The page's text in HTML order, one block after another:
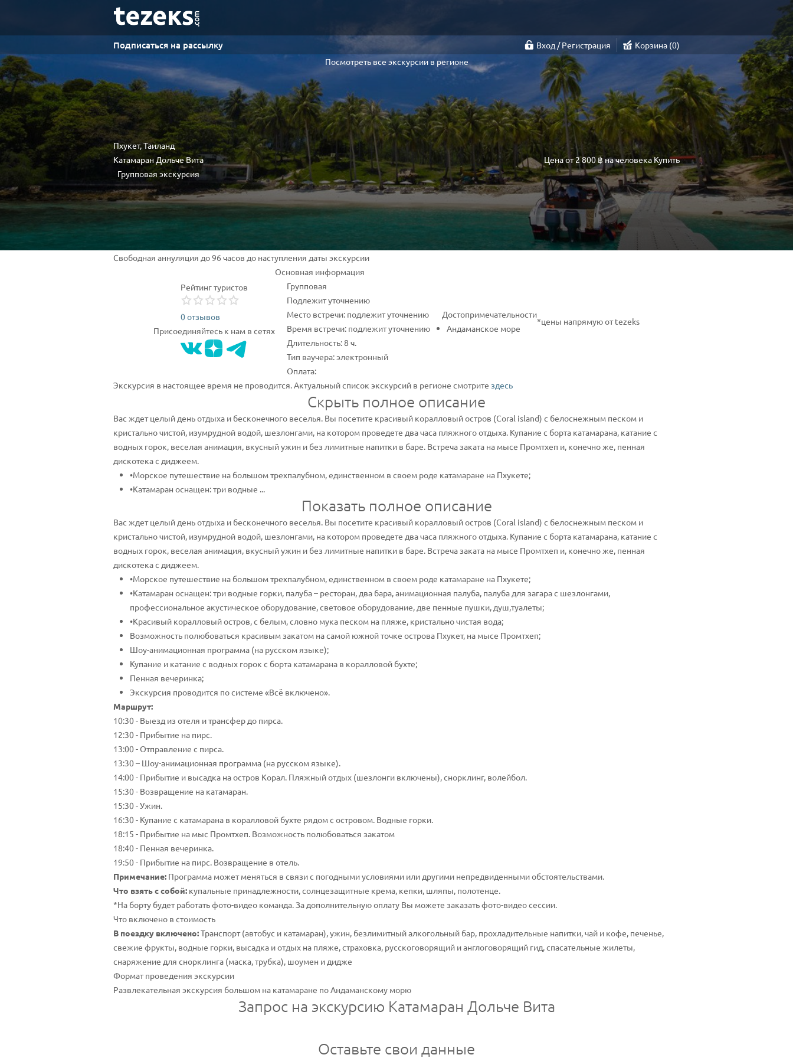
Подписаться на рассылку Вход / Регистрация Корзина 0
Посмотреть все экскурсии в регионе
Пхукет, Таиланд
Катамаран Дольче Вита
Групповая экскурсия
Цена от2 800 ฿на человекаКупить
Свободная аннуляция до 96 часов до наступления даты экскурсии
Рейтинг туристов
0 отзывов
Присоединяйтесь к нам в сетях
Основная информация
Групповая
Подлежит уточнению
Место встречи: подлежит уточнению
Время встречи: подлежит уточнению
Длительность: 8 ч.
Тип ваучера: электронный
Оплата:
Достопримечательности
Андаманское море
*цены напрямую от tezeks
Экскурсия в настоящее время не проводится. Актуальный список экскурсий в регионе смотрите здесь
Скрыть полное описание
Вас ждет целый день отдыха и бесконечного веселья. Вы посетите красивый коралловый остров (Coral island) с белоснежным песком и
кристально чистой, изумрудной водой, шезлонгами, на котором проведете два часа пляжного отдыха. Купание с борта катамарана, катание с
водных горок, веселая анимация, вкусный ужин и без лимитные напитки в баре. Встреча заката на мысе Промтхеп и, конечно же, пенная
дискотека с диджеем.
•Морское путешествие на большом трехпалубном, единственном в своем роде катамаране на Пхукете;
•Катамаран оснащен: три водные ...
Показать полное описание
Вас ждет целый день отдыха и бесконечного веселья. Вы посетите красивый коралловый остров (Coral island) с белоснежным песком и
кристально чистой, изумрудной водой, шезлонгами, на котором проведете два часа пляжного отдыха. Купание с борта катамарана, катание с
водных горок, веселая анимация, вкусный ужин и без лимитные напитки в баре. Встреча заката на мысе Промтхеп и, конечно же, пенная
дискотека с диджеем.
•Морское путешествие на большом трехпалубном, единственном в своем роде катамаране на Пхукете;
•Катамаран оснащен: три водные горки, палуба – ресторан, два бара, анимационная палуба, палуба для загара с шезлонгами,
профессиональное акустическое оборудование, световое оборудование, две пенные пушки, душ,туалеты;
•Красивый коралловый остров, с белым, словно мука песком на пляже, кристально чистая вода;
Возможность полюбоваться красивым закатом на самой южной точке острова Пхукет, на мысе Промтхеп;
Шоу-анимационная программа (на русском языке);
Купание и катание с водных горок с борта катамарана в коралловой бухте;
Пенная вечеринка;
Экскурсия проводится по системе «Всё включено».
Маршрут:
10:30 - Выезд из отеля и трансфер до пирса.
12:30 - Прибытие на пирс.
13:00 - Отправление с пирса.
13:30 – Шоу-анимационная программа (на русском языке).
14:00 - Прибытие и высадка на остров Корал. Пляжный отдых (шезлонги включены), снорклинг, волейбол.
15:30 - Возвращение на катамаран.
15:30 - Ужин.
16:30 - Купание с катамарана в коралловой бухте рядом с островом. Водные горки.
18:15 - Прибытие на мыс Промтхеп. Возможность полюбоваться закатом
18:40 - Пенная вечеринка.
19:50 - Прибытие на пирс. Возвращение в отель.
Примечание: Программа может меняться в связи с погодными условиями или другими непредвиденными обстоятельствами.
Что взять с собой: купальные принадлежности, солнцезащитные крема, кепки, шляпы, полотенце.
*На борту будет работать фото-видео команда. За дополнительную оплату Вы можете заказать фото-видео сессии.
Что включено в стоимость
В поездку включено:Транспорт (автобус и катамаран), ужин, безлимитный алкогольный бар, прохладительные напитки, чай и кофе, печенье,
свежие фрукты, водные горки, высадка и отдых на пляже, страховка, русскоговорящий и англоговорящий гид, спасательные жилеты,
снаряжение для снорклинга (маска, трубка), шоумен и дидже
Формат проведения экскурсии
Развлекательная экскурсия большом на катамаране по Андаманскому морю
Запрос на экскурсию Катамаран Дольче Вита
Оставьте свои данные